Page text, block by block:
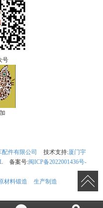
号
件有限公司 技术支持:厦门宇
备案号:闽ICP备2022001436号-
材料锻造 生产制造